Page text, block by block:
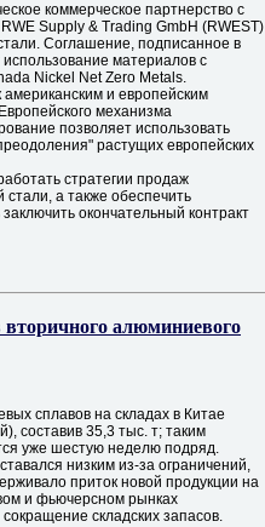
коммерческое партнерство с
Supply & Trading GmbH (RWEST)
Соглашение, подписанное в
материалов с
Nickel Net Zero Metals.
и европейским
механизма
позволяет использовать
растущих европейских
стратегии продаж
а также обеспечить
окончательный контракт
алюминиевого
сплавов на складах в Китае
составив 35,3 тыс. т; таким
уже шестую неделю подряд.
низким из-за ограничений,
приток новой продукции на
и фьючерсном рынках
складских запасов.